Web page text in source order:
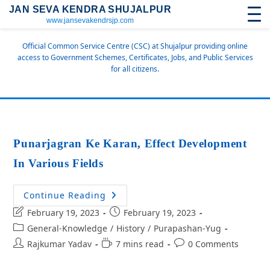
JAN SEVA KENDRA SHUJALPUR
www.jansevakendrsjp.com
Official Common Service Centre (CSC) at Shujalpur providing online
access to Government Schemes, Certificates, Jobs, and Public Services
for all citizens.
Punarjagran Ke Karan, Effect Development
In Various Fields
Continue Reading
February 19, 2023
February 19, 2023
General-Knowledge / History / Purapashan-Yug
Rajkumar Yadav
7 mins read 0 Comments